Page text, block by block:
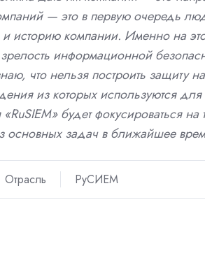
— это в первую очередь
историю компании. Именно на
информационной
что нельзя построить защиту
из которых используются
будет фокусироваться
основных задач в ближайшее
Отрасль РуСИЕМ